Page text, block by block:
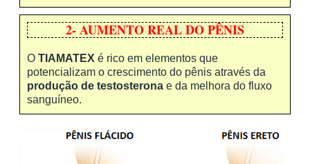
2- AUMENTO REAL DO PÊNIS
O TIAMATEX é rico em elementos que
potencializam o crescimento do pênis através da
produção de testosterona e da melhora do fluxo
sanguíneo.